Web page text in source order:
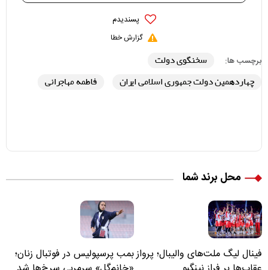
پسندیدم
گزارش خطا
برچسب ها:
سخنگوی دولت
چهاردهمین دولت جمهوری اسلامی ایران
فاطمه مهاجرانی
محل برند شما
فینال لیگ ملت‌های والیبال؛ پروازبمب پرسپولیس در فوتبال زنان؛